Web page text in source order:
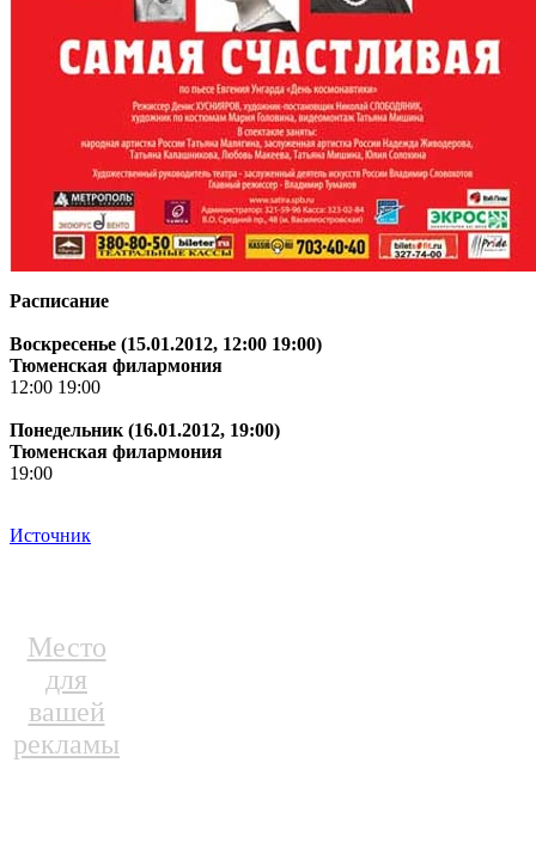
Расписание
Воскресенье (15.01.2012, 12:00 19:00)
Тюменская филармония
12:00 19:00
Понедельник (16.01.2012, 19:00)
Тюменская филармония
19:00
Источник
Место
для
вашей
рекламы